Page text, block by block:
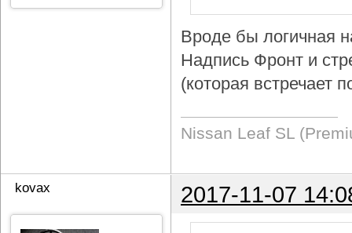
Вроде бы логичная
Надпись Фронт и
(которая встречает
Nissan Leaf SL
kovax 2017-11-07